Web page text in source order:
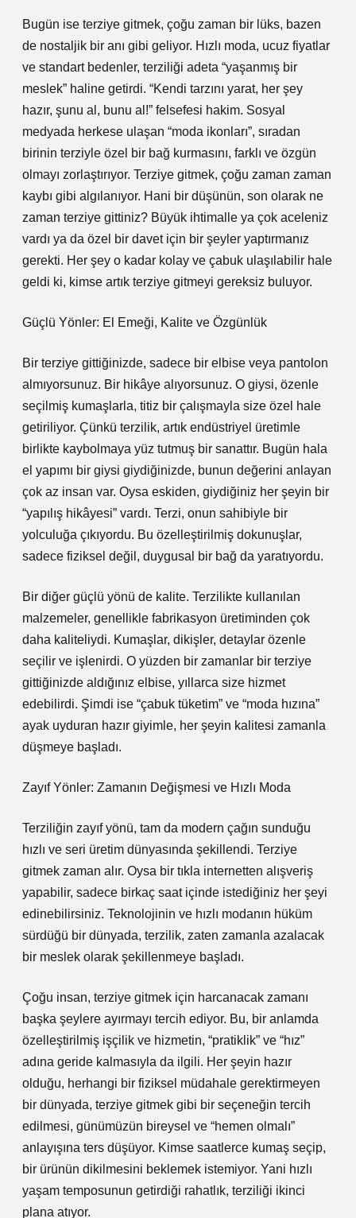
Bugün ise terziye gitmek, çoğu zaman bir lüks, bazen
de nostaljik bir anı gibi geliyor. Hızlı moda, ucuz fiyatlar
ve standart bedenler, terziliği adeta “yaşanmış bir
meslek” haline getirdi. “Kendi tarzını yarat, her şey
hazır, şunu al, bunu al!” felsefesi hakim. Sosyal
medyada herkese ulaşan “moda ikonları”, sıradan
birinin terziyle özel bir bağ kurmasını, farklı ve özgün
olmayı zorlaştırıyor. Terziye gitmek, çoğu zaman zaman
kaybı gibi algılanıyor. Hani bir düşünün, son olarak ne
zaman terziye gittiniz? Büyük ihtimalle ya çok aceleniz
vardı ya da özel bir davet için bir şeyler yaptırmanız
gerekti. Her şey o kadar kolay ve çabuk ulaşılabilir hale
geldi ki, kimse artık terziye gitmeyi gereksiz buluyor.
Güçlü Yönler: El Emeği, Kalite ve Özgünlük
Bir terziye gittiğinizde, sadece bir elbise veya pantolon
almıyorsunuz. Bir hikâye alıyorsunuz. O giysi, özenle
seçilmiş kumaşlarla, titiz bir çalışmayla size özel hale
getiriliyor. Çünkü terzilik, artık endüstriyel üretimle
birlikte kaybolmaya yüz tutmuş bir sanattır. Bugün hala
el yapımı bir giysi giydiğinizde, bunun değerini anlayan
çok az insan var. Oysa eskiden, giydiğiniz her şeyin bir
“yapılış hikâyesi” vardı. Terzi, onun sahibiyle bir
yolculuğa çıkıyordu. Bu özelleştirilmiş dokunuşlar,
sadece fiziksel değil, duygusal bir bağ da yaratıyordu.
Bir diğer güçlü yönü de kalite. Terzilikte kullanılan
malzemeler, genellikle fabrikasyon üretiminden çok
daha kaliteliydi. Kumaşlar, dikişler, detaylar özenle
seçilir ve işlenirdi. O yüzden bir zamanlar bir terziye
gittiğinizde aldığınız elbise, yıllarca size hizmet
edebilirdi. Şimdi ise “çabuk tüketim” ve “moda hızına”
ayak uyduran hazır giyimle, her şeyin kalitesi zamanla
düşmeye başladı.
Zayıf Yönler: Zamanın Değişmesi ve Hızlı Moda
Terziliğin zayıf yönü, tam da modern çağın sunduğu
hızlı ve seri üretim dünyasında şekillendi. Terziye
gitmek zaman alır. Oysa bir tıkla internetten alışveriş
yapabilir, sadece birkaç saat içinde istediğiniz her şeyi
edinebilirsiniz. Teknolojinin ve hızlı modanın hüküm
sürdüğü bir dünyada, terzilik, zaten zamanla azalacak
bir meslek olarak şekillenmeye başladı.
Çoğu insan, terziye gitmek için harcanacak zamanı
başka şeylere ayırmayı tercih ediyor. Bu, bir anlamda
özelleştirilmiş işçilik ve hizmetin, “pratiklik” ve “hız”
adına geride kalmasıyla da ilgili. Her şeyin hazır
olduğu, herhangi bir fiziksel müdahale gerektirmeyen
bir dünyada, terziye gitmek gibi bir seçeneğin tercih
edilmesi, günümüzün bireysel ve “hemen olmalı”
anlayışına ters düşüyor. Kimse saatlerce kumaş seçip,
bir ürünün dikilmesini beklemek istemiyor. Yani hızlı
yaşam temposunun getirdiği rahatlık, terziliği ikinci
plana atıyor.